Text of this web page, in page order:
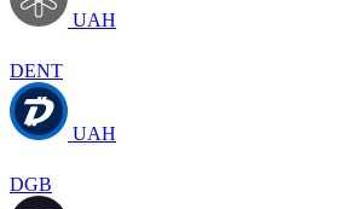
UAH
DENT
UAH
DGB